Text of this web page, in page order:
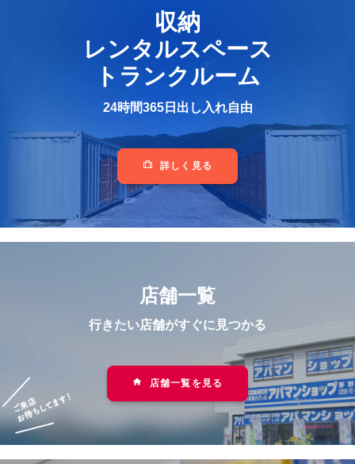
収納
レンタルスペース
トランクルーム
24時間365日出し入れ自由
詳しく見る
店舗一覧
行きたい店舗がすぐに見つかる
店舗一覧を見る